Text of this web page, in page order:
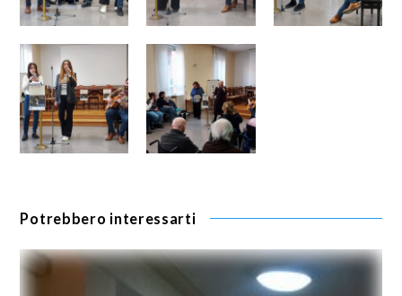
Potrebbero interessarti